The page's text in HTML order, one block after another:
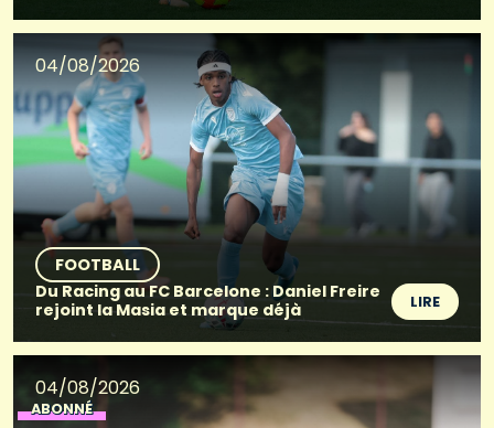
04/08/2026
FOOTBALL
Du Racing au FC Barcelone : Daniel Freire
rejoint la Masia et marque déjà
LIRE
04/08/2026
ABONNÉ